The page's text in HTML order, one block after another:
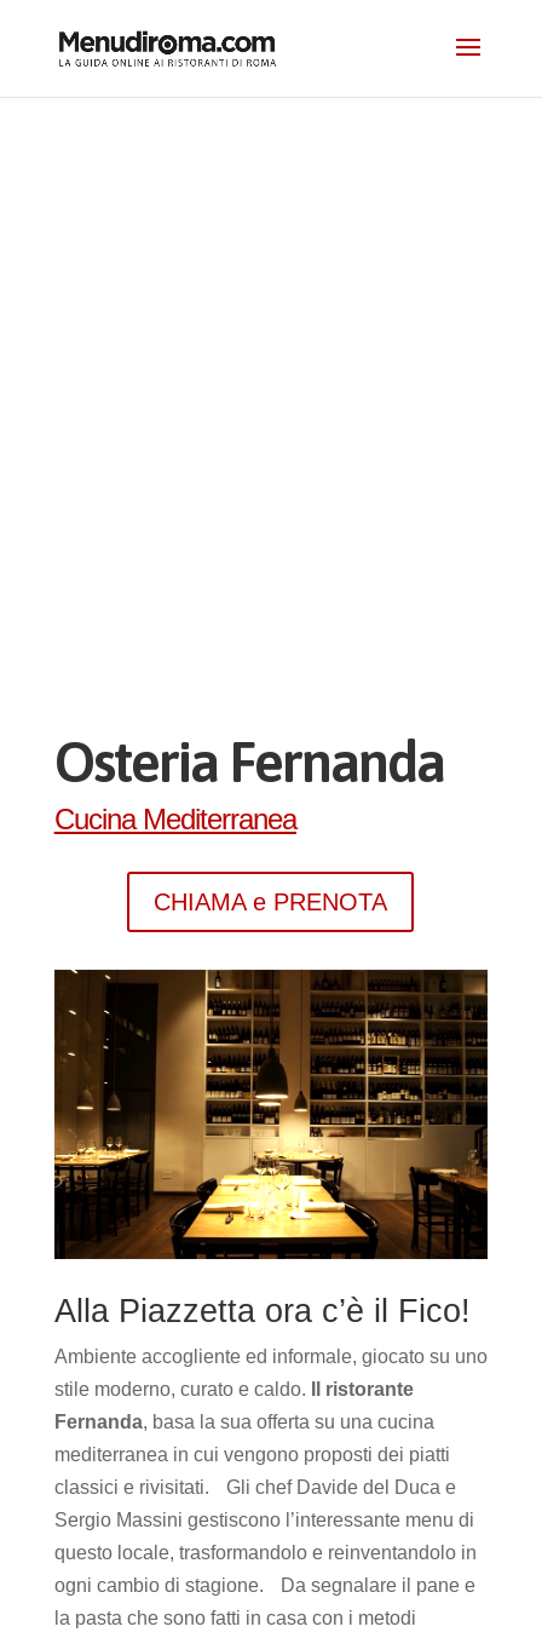
Osteria Fernanda
Cucina Mediterranea
CHIAMA e PRENOTA
Alla Piazzetta ora c’è il Fico!
Ambiente accogliente ed informale, giocato su uno
stile moderno, curato e caldo.
Il ristorante
Fernanda, basa la sua offerta su una cucina
mediterranea in cui vengono proposti dei piatti
classici e rivisitati. Gli chef Davide del Duca e
Sergio Massini gestiscono l’interessante menu di
questo locale, trasformandolo e reinventandolo in
ogni cambio di stagione. Da segnalare il pane e
la pasta che sono fatti in casa con i metodi